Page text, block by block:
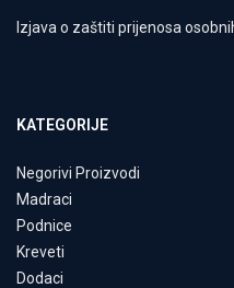
Izjava o zaštiti prijenosa
KATEGORIJE
Negorivi Proizvodi
Madraci
Podnice
Kreveti
Dodaci